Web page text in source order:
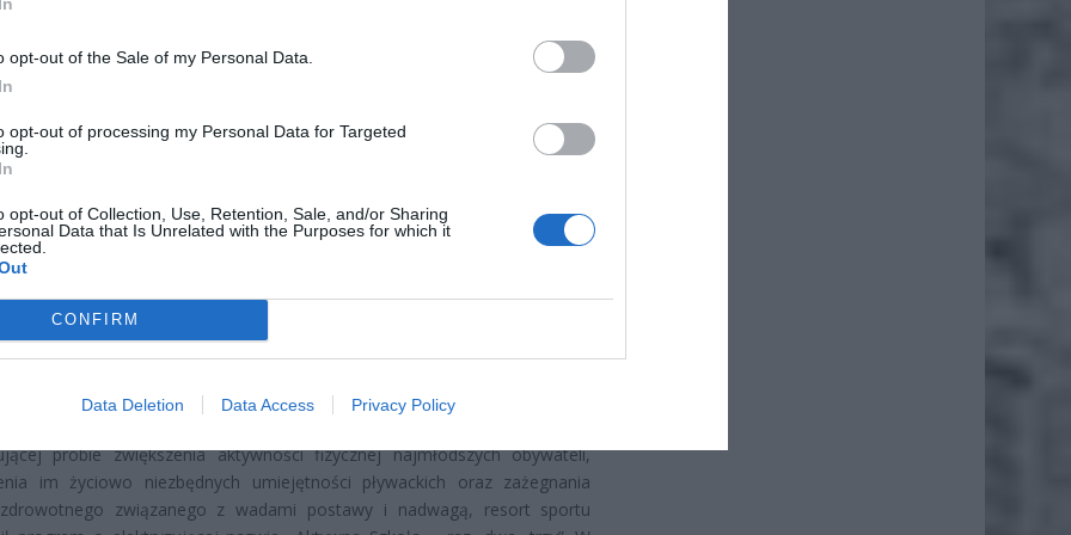
opt-out of the Sale of my Personal Data.
opt-out of processing my Personal Data for Targeted
opt-out of Collection, Use, Retention, Sale, and/or Sharing
Data that Is Unrelated with the Purposes for which it
CONFIRM
Data Deletion Data Access Privacy Policy
organizacje pozarządowe i jednostki samorządu terytorialnego
walczyć o gigantyczne wsparcie na organizację zajęć, które mogą
pieniędzy – aż 280 złotych zarówno na naukę pływania, jak i na
ćwiczenia, które nie tylko pomogą w walce z wadami postawy,
wypowiedzą wojnę nadwadze i otyłości trapiącej coraz więcej polskich
ZŁOTYCH Z BUDŻETU WPADA
SKARBONKI!
próbie zwiększenia aktywności fizycznej najmłodszych obywateli,
im życiowo niezbędnych umiejętności pływackich oraz zażegnania
związanego z wadami postawy i nadwagą, resort sportu